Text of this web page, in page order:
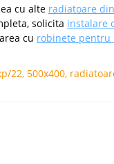
cu alte radiatoare
solicita instalare
cu robinete pentru
22, 500x400,